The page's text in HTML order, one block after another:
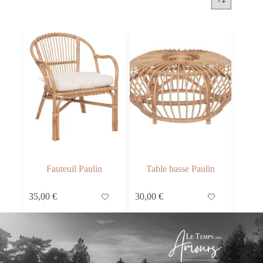
Fauteuil Paulin
35,00€ 🤍
Table basse Paulin
30,00€ 🤍